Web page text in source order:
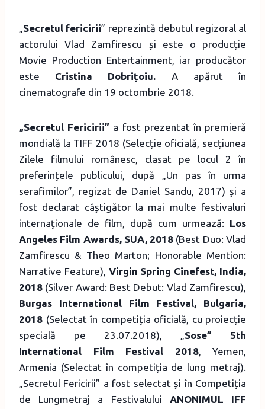
„Secretul fericirii” reprezintă debutul regizoral al
actorului Vlad Zamfirescu și este o producție
Movie Production Entertainment, iar producător
este Cristina Dobrițoiu. A apărut în
cinematografe din 19 octombrie 2018.
„Secretul Fericirii” a fost prezentat în premieră
mondială la TIFF 2018 (Selecție oficială, secțiunea
Zilele filmului românesc, clasat pe locul 2 în
preferințele publicului, după „Un pas în urma
serafimilor”, regizat de Daniel Sandu, 2017) și a
fost declarat câștigător la mai multe festivaluri
internaționale de film, după cum urmează: Los
Angeles Film Awards, SUA, 2018 (Best Duo: Vlad
Zamfirescu & Theo Marton; Honorable Mention:
Narrative Feature), Virgin Spring Cinefest, India,
2018 (Silver Award: Best Debut: Vlad Zamfirescu),
Burgas International Film Festival, Bulgaria,
2018 (Selectat în competiția oficială, cu proiecție
specială pe 23.07.2018), „Sose” 5th
International Film Festival 2018, Yemen,
Armenia (Selectat în competiția de lung metraj).
„Secretul Fericirii” a fost selectat și în Competiția
de Lungmetraj a Festivalului ANONIMUL IFF